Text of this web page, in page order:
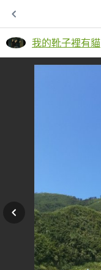
我的靴子裡有貓